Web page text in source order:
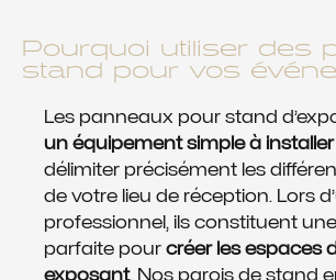
Pourquoi utiliser des
stand pour vos
Les panneaux pour stand
un équipement simple à installer
délimiter précisément les
de votre lieu de réception. Lors
professionnel, ils constituent
parfaite pour créer les espaces
exposant. Nos parois de stand